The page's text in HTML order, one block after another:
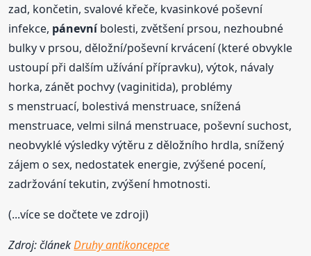
zad, končetin, svalové křeče, kvasinkové poševní
infekce, pánevníbolesti, zvětšení prsou, nezhoubné
bulky v prsou, děložní/poševní krvácení (které obvykle
ustoupí při dalším užívání přípravku), výtok, návaly
horka, zánět pochvy (vaginitida), problémy
s menstruací, bolestivá menstruace, snížená
menstruace, velmi silná menstruace, poševní suchost,
neobvyklé výsledky výtěru z děložního hrdla, snížený
zájem o sex, nedostatek energie, zvýšené pocení,
zadržování tekutin, zvýšení hmotnosti.
(...více se dočtete ve zdroji)
Zdroj: článekDruhy antikoncepce